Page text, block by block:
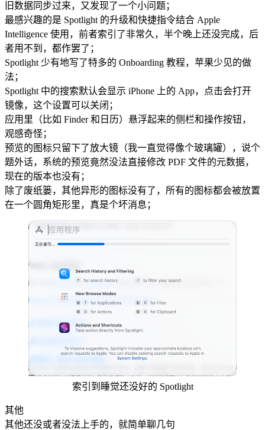
旧数据同步过来，又发现了一个小问题；
最感兴趣的是 Spotlight 的升级和快捷指令结合 Apple
Intelligence 使用，前者索引了非常久，半个晚上还没完成，后
者用不到，都作罢了；
Spotlight 少有地写了特多的 Onboarding 教程，苹果少见的做
法；
Spotlight 中的搜索默认会显示 iPhone 上的 App，点击会打开
镜像，这个设置可以关闭；
应用里（比如 Finder 和日历）悬浮起来的侧栏和操作按钮，
观感奇怪；
预览的图标只留下了放大镜（我一直觉得像个玻璃罐），说个
题外话，系统的预览竟然没法直接修改 PDF 文件的元数据，
现在的版本也没有；
除了废纸篓，其他异形的图标没有了，所有的图标都会被放置
在一个圆角矩形里，真是个坏消息；
索引到睡觉还没好的 Spotlight
其他
其他还没或者没法上手的，就简单聊几句